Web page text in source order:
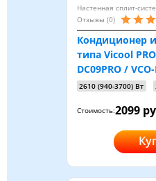
Настенная сплит-
Отзывы (0)
Кондиционер
типа Vicool
DC09PRO /
2610 (940-3700) Вт
Стоимость:2099